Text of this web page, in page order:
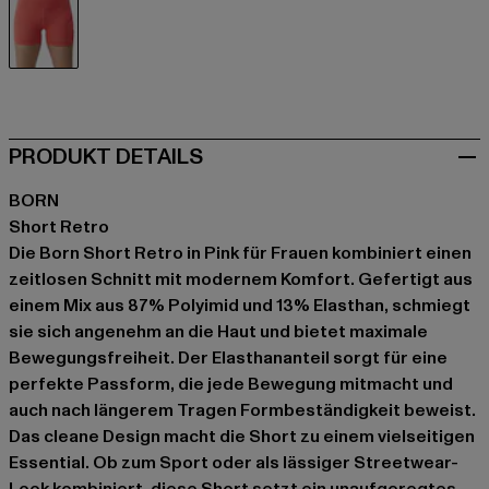
PRODUKT DETAILS
BORN
Short Retro
Die Born Short Retro in Pink für Frauen kombiniert einen
zeitlosen Schnitt mit modernem Komfort. Gefertigt aus
einem Mix aus 87% Polyimid und 13% Elasthan, schmiegt
sie sich angenehm an die Haut und bietet maximale
Bewegungsfreiheit. Der Elasthananteil sorgt für eine
perfekte Passform, die jede Bewegung mitmacht und
auch nach längerem Tragen Formbeständigkeit beweist.
Das cleane Design macht die Short zu einem vielseitigen
Essential. Ob zum Sport oder als lässiger Streetwear-